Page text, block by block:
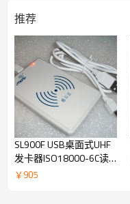
推荐
SL900F USB桌面式UHF
发卡器ISO18000-6C读
写器ISO18000-6B读写
￥905